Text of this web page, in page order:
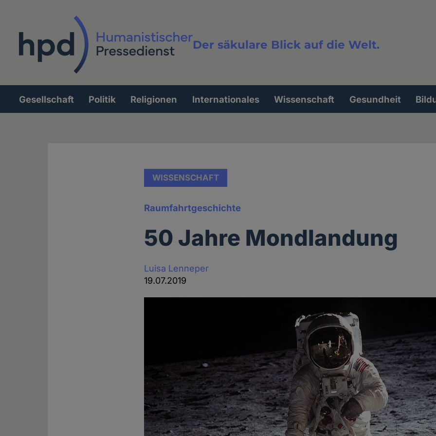
Der säkulare Blick auf die Welt.
Volltextsuche
Hauptnavigation
Gesellschaft Politik Religionen Internationales Wissenschaft Gesundheit
WISSENSCHAFT
Raumfahrtgeschichte
50 Jahre Mondlandung
Luisa Lenneper
19.07.2019